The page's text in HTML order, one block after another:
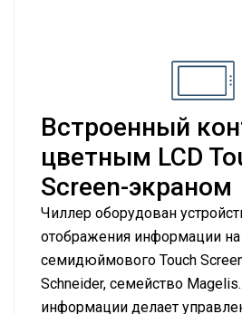
Встроенный
цветным LCD
Screen-экраном
Чиллер оборудован
отображения информации на
семидюймового Touch
Schneider, семейство
информации делает